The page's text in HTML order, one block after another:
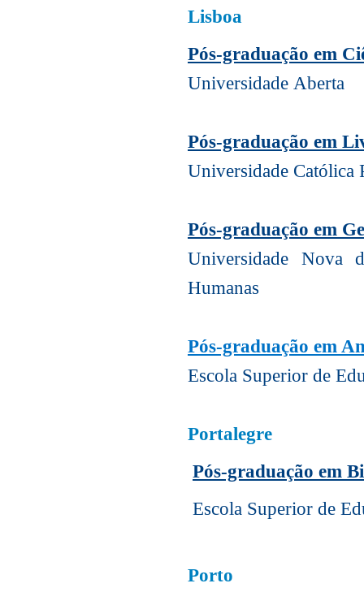
Lisboa
Pós-graduação em
Universidade Aberta
Pós-graduação em
Universidade Católica
Pós-graduação em
Universidade Nova
Humanas
Pós-graduação em
Escola Superior de
Portalegre
Pós-graduação em
Escola Superior de
Porto